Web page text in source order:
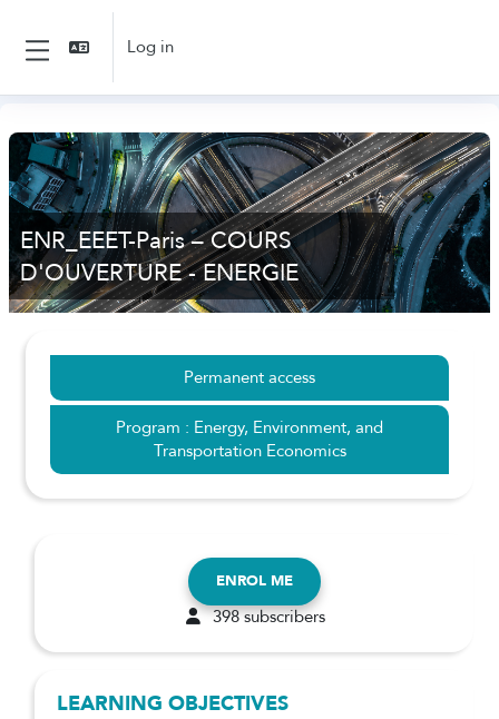
Skip to main content
Side panel
Log in
ENR_EEET-Paris – COURS
D'OUVERTURE - ENERGIE
Permanent access
Program : Energy, Environment, and
Transportation Economics
ENROL ME
398 subscribers
LEARNING OBJECTIVES